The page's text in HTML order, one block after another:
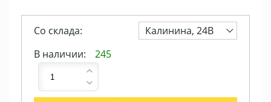
Со склада:
Калинина, 24В
В наличии:
245